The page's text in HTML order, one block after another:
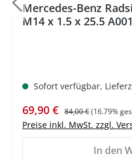
Mercedes-Benz
M14 x 1.5 x 25.5
Sofort verfügbar,
Verkaufspreis:
69,90 € Regulärer Preis:
84,00 €(16.79%
Preise inkl. MwSt. zzgl.
In den